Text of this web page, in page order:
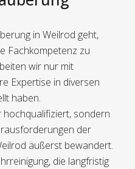
in Weilrod geht,
Fachkompetenz zu
wir nur mit
Expertise in diversen
haben.
hochqualifiziert, sondern
der
äußerst bewandert.
die langfristig